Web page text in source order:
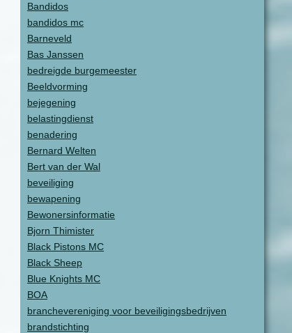
Bandidos
bandidos mc
Barneveld
Bas Janssen
bedreigde burgemeester
Beeldvorming
bejegening
belastingdienst
benadering
Bernard Welten
Bert van der Wal
beveiliging
bewapening
Bewonersinformatie
Bjorn Thimister
Black Pistons MC
Black Sheep
Blue Knights MC
BOA
branchevereniging voor beveiligingsbedrijven
brandstichting